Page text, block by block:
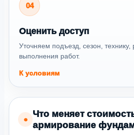
04
Оценить доступ
Уточняем подъезд, сезон, технику,
выполнения работ.
К условиям
●
Что меняет
армирование